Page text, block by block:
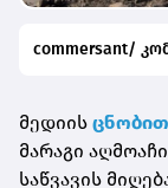
commersant/
მედიის
მარაგი
საწვავის